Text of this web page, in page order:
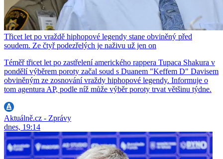
Třicet let po vraždě hiphopové legendy stane obviněný před
soudem. Ze čtyř podezřelých je naživu už jen on
Téměř třicet let po zastřelení amerického rappera Tupaca Shakura v
pondělí výběrem poroty začal soud s Duanem "Keffem D" Davisem
obviněným ze zosnování vraždy hiphopové legendy. Informuje o
tom agentura AP, podle níž může výběr poroty trvat většinu týdne.
Aktuálně.cz - Zprávy
dnes, 19:14